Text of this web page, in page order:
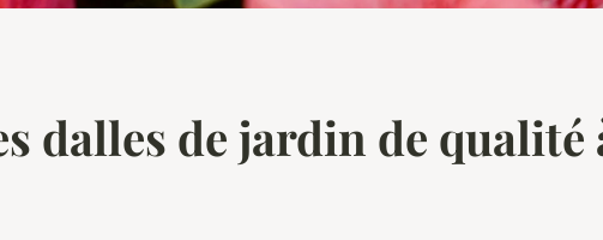
dalles de jardin de qualité